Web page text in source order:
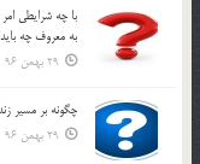
با چه شرايطي
به معروف چه
29 بهمن 96
چگونه بر مسير
29 بهمن 96